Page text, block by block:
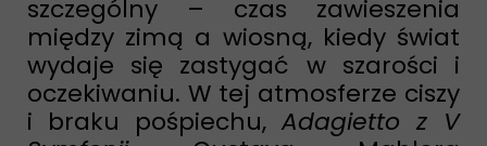
szczególny – czas zawieszenia
między zimą a wiosną, kiedy świat
wydaje się zastygać w szarości i
oczekiwaniu. W tej atmosferze ciszy
i braku pośpiechu, Adagietto z V